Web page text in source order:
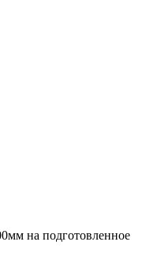
на подготовленное